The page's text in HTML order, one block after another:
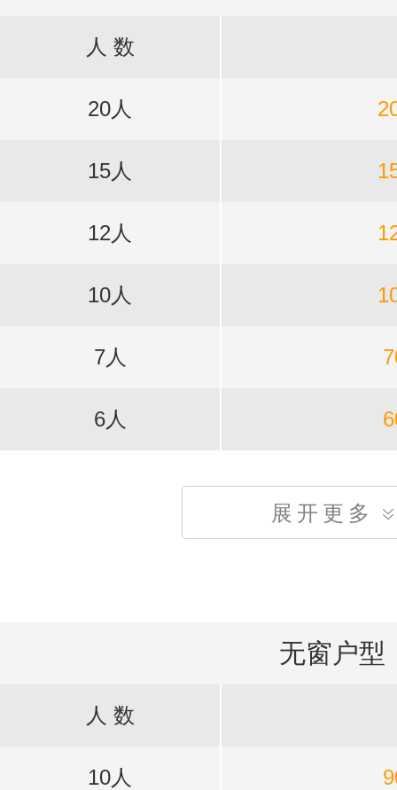
人 数
20人
15人
12人
10人
7人
6人
展开更多
无窗户型
人 数
10人